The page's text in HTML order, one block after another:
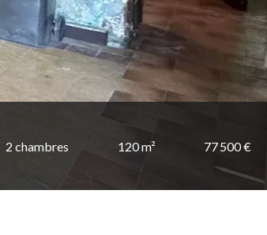
2 chambres 120 m² 77 500 €